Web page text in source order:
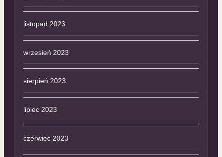
listopad 2023
wrzesień 2023
sierpień 2023
lipiec 2023
czerwiec 2023